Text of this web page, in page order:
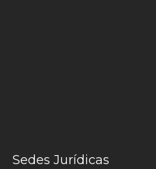
Sedes Jurídicas